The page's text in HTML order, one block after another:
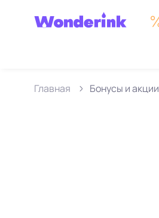
Главная Бонусы и акции